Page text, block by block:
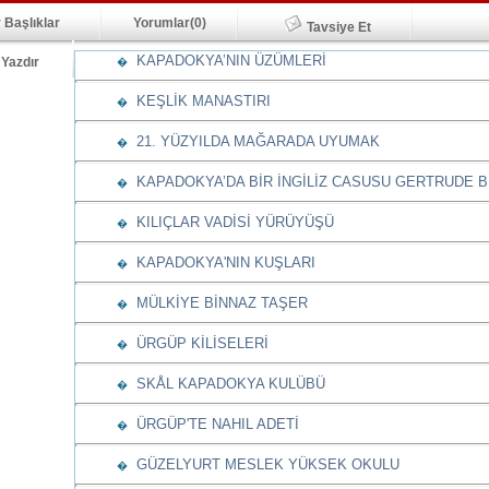
Yorumlar(0) Tavsiye Et
Yazdır � KAPADOKYA’NIN ÜZÜMLERİ
� KEŞLİK MANASTIRI
� 21. YÜZYILDA MAĞARADA UYUMAK
� KAPADOKYA’DA BİR İNGİLİZ CASUSU GERTRUDE
� KILIÇLAR VADİSİ YÜRÜYÜŞÜ
� KAPADOKYA'NIN KUŞLARI
� MÜLKİYE BİNNAZ TAŞER
� ÜRGÜP KİLİSELERİ
� SKÅL KAPADOKYA KULÜBÜ
� ÜRGÜP'TE NAHIL ADETİ
� GÜZELYURT MESLEK YÜKSEK OKULU